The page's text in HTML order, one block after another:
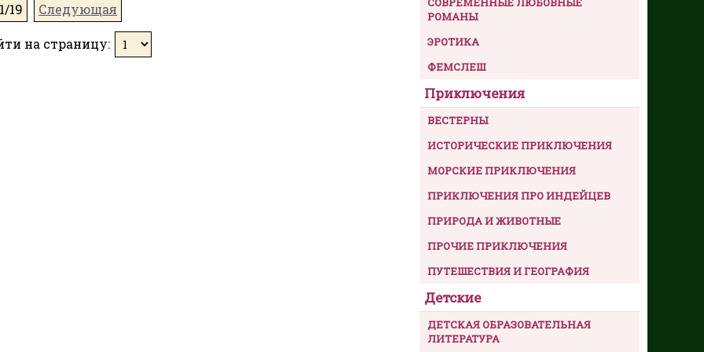
1/19 Следующая
на страницу:
РОМАНЫ
ЭРОТИКА
ФЕМСЛЕШ
Приключения
ВЕСТЕРНЫ
ИСТОРИЧЕСКИЕ ПРИКЛЮЧЕНИЯ
МОРСКИЕ ПРИКЛЮЧЕНИЯ
ПРИКЛЮЧЕНИЯ ПРО ИНДЕЙЦЕВ
ПРИРОДА И ЖИВОТНЫЕ
ПРОЧИЕ ПРИКЛЮЧЕНИЯ
ПУТЕШЕСТВИЯ И ГЕОГРАФИЯ
Детские
ДЕТСКАЯ ОБРАЗОВАТЕЛЬНАЯ
ЛИТЕРАТУРА